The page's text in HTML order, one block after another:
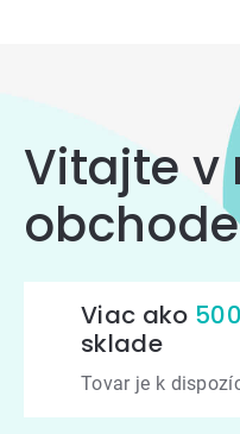
Vitajte v
obchode
Viac ako
sklade
Tovar je k